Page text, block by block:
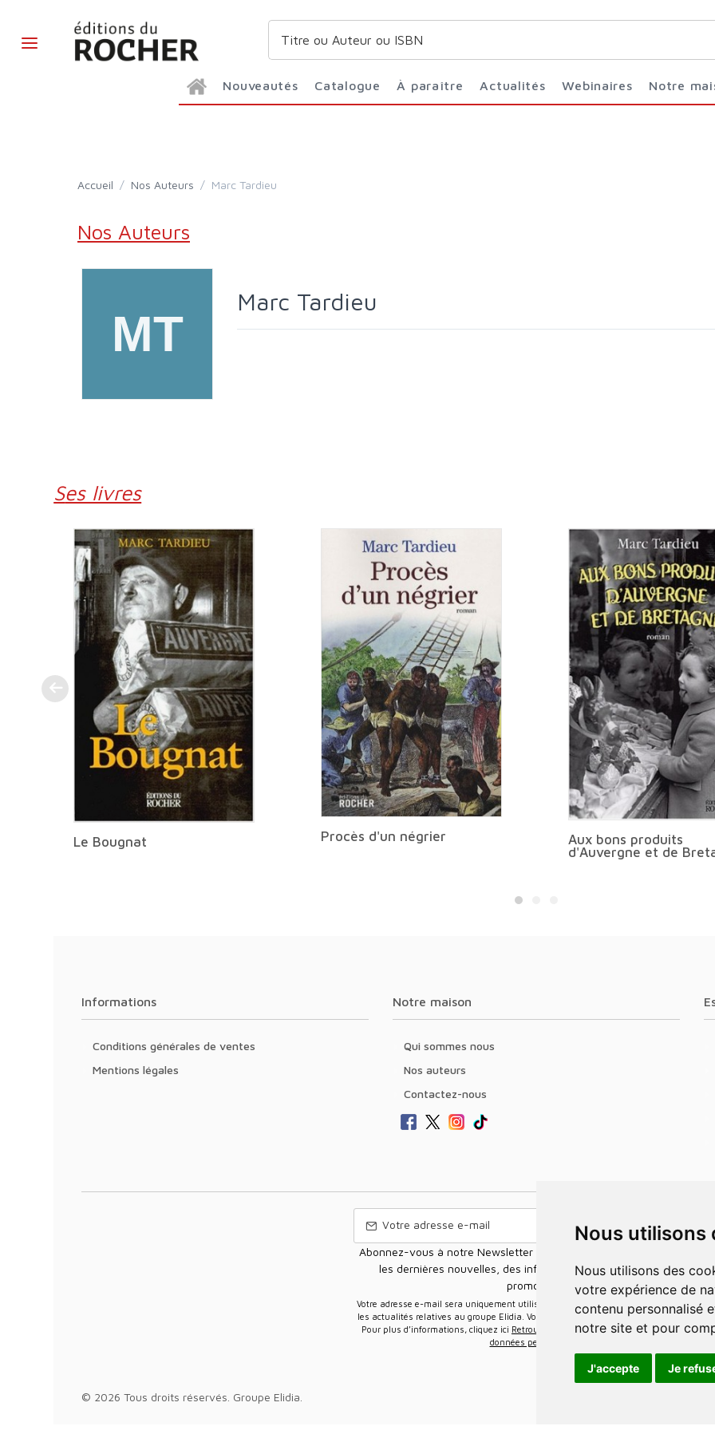
Nous
Nous utilisons des cookies et d'autres technologies de suivi pour améliorer
votre expérience de
contenu personnalisé
notre site et pour
J'accepte Je
Nouveautés Catalogue À paraître Actualités Webinaires Notre
Accueil / Nos Auteurs / Marc Tardieu
Nos Auteurs
Marc Tardieu
Ses livres
Le Bougnat Procès d'un négrier
Aux bons produits
d'Auvergne et de
Informations
Conditions générales de ventes
Mentions légales
Notre maison
Qui sommes nous
Nos auteurs
Contactez-nous
Abonnez-vous à notre Newsletter pour recevoir nos nouvelles offres,
les dernières nouvelles, des informations sur les ventes et les
promotions.
Votre adresse e-mail sera uniquement utilisée pour vous envoyer des informations sur
les actualités relatives au groupe Elidia. Vous pouvez vous désinscrire à tout moment.
Pour plus d’informations, cliquez ici Retrouvez ici notre politique de protection de vos
données personnelles
© 2026 Tous droits réservés. Groupe Elidia